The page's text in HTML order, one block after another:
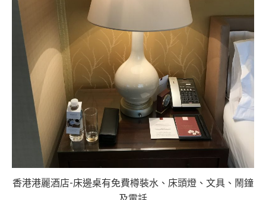
香港港麗酒店-床邊桌有免費樽裝水、床頭燈、文具、鬧鐘